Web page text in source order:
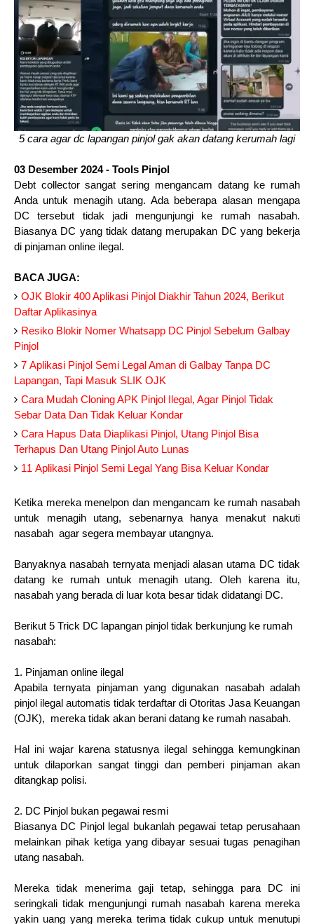
5 cara agar dc lapangan pinjol gak akan datang kerumah lagi
03 Desember 2024 - Tools Pinjol
Debt collector sangat sering mengancam datang ke rumah
Anda untuk menagih utang. Ada beberapa alasan mengapa
DC tersebut tidak jadi mengunjungi ke rumah nasabah.
Biasanya DC yang tidak datang merupakan DC yang bekerja
di pinjaman online ilegal.
BACA JUGA:
OJK Blokir 400 Aplikasi Pinjol Diakhir Tahun 2024, Berikut
Daftar Aplikasinya
Resiko Blokir Nomer Whatsapp DC Pinjol Sebelum Galbay
Pinjol
7 Aplikasi Pinjol Semi Legal Aman di Galbay Tanpa DC
Lapangan, Tapi Masuk SLIK OJK
Cara Mudah Cloning APK Pinjol Ilegal, Agar Pinjol Tidak
Sebar Data Dan Tidak Keluar Kondar
Cara Hapus Data Diaplikasi Pinjol, Utang Pinjol Bisa
Terhapus Dan Utang Pinjol Auto Lunas
11 Aplikasi Pinjol Semi Legal Yang Bisa Keluar Kondar
Ketika mereka menelpon dan mengancam ke rumah nasabah
untuk menagih utang, sebenarnya hanya menakut nakuti
nasabah agar segera membayar utangnya.
Banyaknya nasabah ternyata menjadi alasan utama DC tidak
datang ke rumah untuk menagih utang. Oleh karena itu,
nasabah yang berada di luar kota besar tidak didatangi DC.
Berikut 5 Trick DC lapangan pinjol tidak berkunjung ke rumah
nasabah:
1. Pinjaman online ilegal
Apabila ternyata pinjaman yang digunakan nasabah adalah
pinjol ilegal automatis tidak terdaftar di Otoritas Jasa Keuangan
(OJK), mereka tidak akan berani datang ke rumah nasabah.
Hal ini wajar karena statusnya ilegal sehingga kemungkinan
untuk dilaporkan sangat tinggi dan pemberi pinjaman akan
ditangkap polisi.
2. DC Pinjol bukan pegawai resmi
Biasanya DC Pinjol legal bukanlah pegawai tetap perusahaan
melainkan pihak ketiga yang dibayar sesuai tugas penagihan
utang nasabah.
Mereka tidak menerima gaji tetap, sehingga para DC ini
seringkali tidak mengunjungi rumah nasabah karena mereka
yakin uang yang mereka terima tidak cukup untuk menutupi